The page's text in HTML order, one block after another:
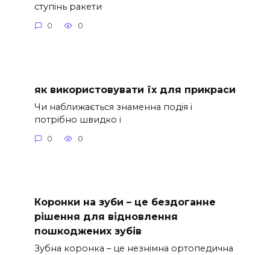
ступінь ракети
0 0
як використовувати їх для прикраси
Чи наближається знаменна подія і
потрібно швидко і
0 0
Коронки на зуби – це бездоганне
рішення для відновлення
пошкоджених зубів
Зубна коронка – це незнімна ортопедична